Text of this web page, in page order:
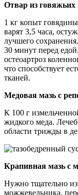
Отвар из
1 кг копыт
варят 3,5 часа,
лучшего
30 минут перед
остеоартроз
что способствует
тканей.
Медовая мазь с
К 100 г
жидкого меда.
области трижды в
Крапивная мазь с
Нужно тщательно
можжевельника,